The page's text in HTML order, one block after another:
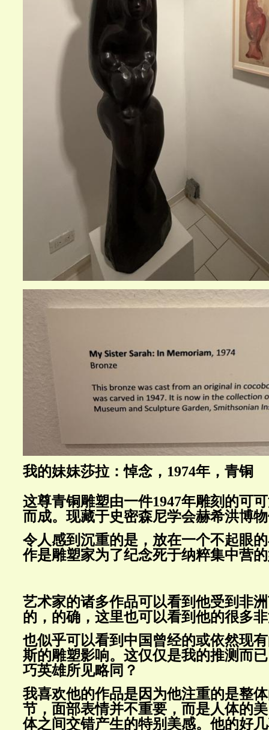
我的妹妹莎拉：悼念，1974年，青铜
这尊青铜雕塑由一件1947年雕刻的可
而成。现藏于史密森尼学会赫希洪博
令人感到沉重的是，放在一个不起眼
作是雕塑家为了纪念死于纳粹集中营
艺术家的诸多作品可以看到他受到非
的，的确，这里也可以看到他的很多
也似乎可以看到中国曾经的或依然现
斯的雕塑影响。这仅仅是我的推测而
巧英雄所见略同？
我喜欢他的作品是因为他注重的是整
节，面部表情并不重要，而是人体的
体之间交错产生的特别美感。他的好